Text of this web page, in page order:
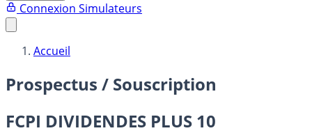
Connexion Simulateurs
Accueil
Prospectus / Souscription
FCPI DIVIDENDES PLUS 10